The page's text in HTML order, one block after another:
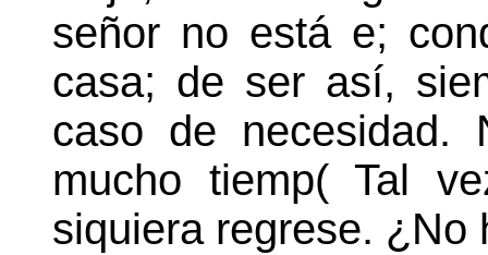
señor no está e;
casa; de ser así,
caso de necesidad.
mucho tiemp( Tal
siquiera regrese. ¿No